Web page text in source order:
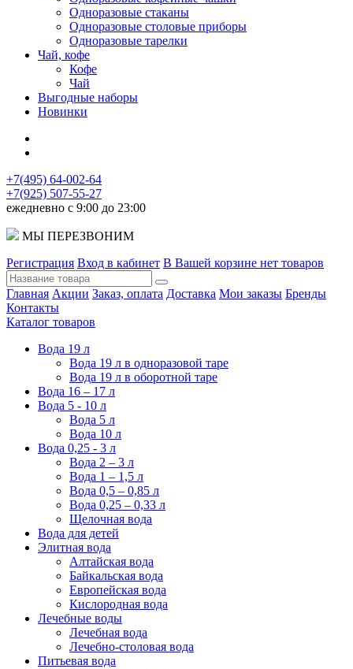
Одноразовые стаканы
Одноразовые столовые приборы
Одноразовые тарелки
Чай, кофе
Кофе
Чай
Выгодные наборы
Новинки
+7(495) 64-002-64
+7(925) 507-55-27
ежедневно с 9:00 до 23:00
МЫ ПЕРЕЗВОНИМ
Регистрация Вход в кабинет В Вашей корзине нет товаров
Главная Акции Заказ, оплата Доставка Мои заказы Бренды
Контакты
Каталог товаров
Вода 19 л
Вода 19 л в одноразовой таре
Вода 19 л в оборотной таре
Вода 16 – 17 л
Вода 5 - 10 л
Вода 5 л
Вода 10 л
Вода 0,25 - 3 л
Вода 2 – 3 л
Вода 1 – 1,5 л
Вода 0,5 – 0,85 л
Вода 0,25 – 0,33 л
Щелочная вода
Вода для детей
Элитная вода
Алтайская вода
Байкальская вода
Европейская вода
Кислородная вода
Лечебные воды
Лечебная вода
Лечебно-столовая вода
Питьевая вода